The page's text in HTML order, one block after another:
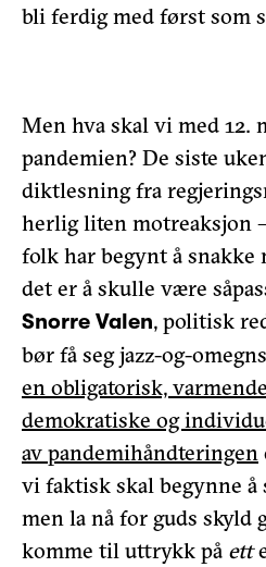
bli ferdig med først som
Men hva skal vi med 12.
pandemien? De siste
diktlesning fra
herlig liten motreaksjon
folk har begynt å
det er å skulle være
Snorre Valen, politisk
bør få seg jazz-og-
en obligatorisk,
demokratiske og
av pandemihåndteringen
vi faktisk skal begynne å
men la nå for guds skyld
komme til uttrykk på ett